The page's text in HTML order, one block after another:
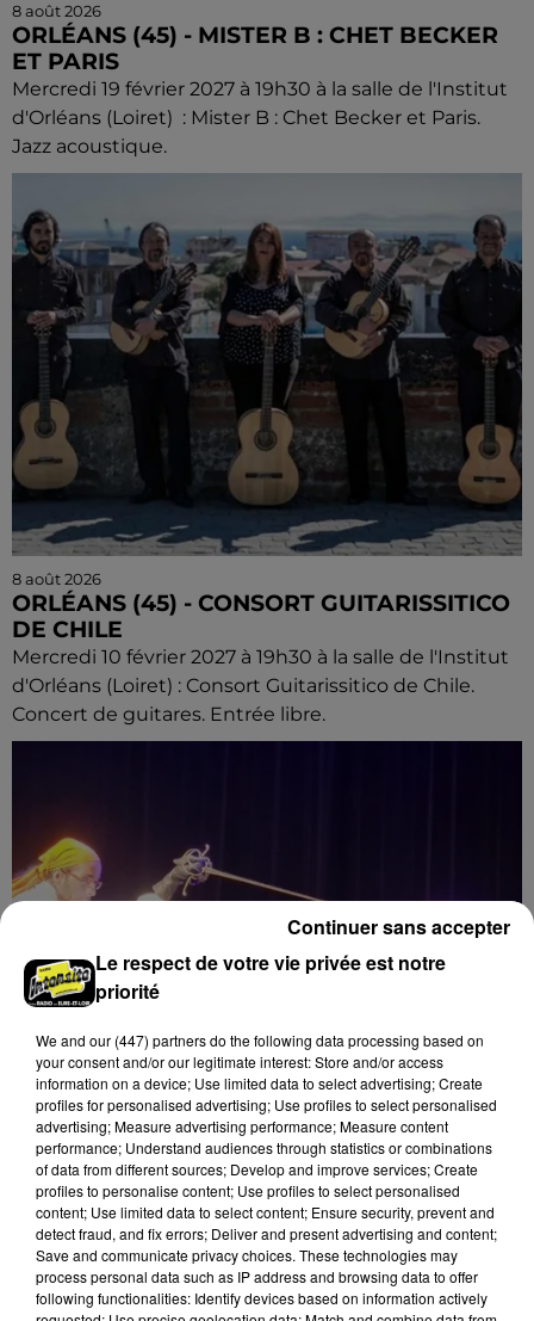
8 août 2026
ORLÉANS (45) - MISTER B : CHET BECKER
ET PARIS
Mercredi 19 février 2027 à 19h30 à la salle de l'Institut
d'Orléans (Loiret) : Mister B : Chet Becker et Paris.
Jazz acoustique.
8 août 2026
ORLÉANS (45) - CONSORT GUITARISSITICO
DE CHILE
Mercredi 10 février 2027 à 19h30 à la salle de l'Institut
d'Orléans (Loiret) : Consort Guitarissitico de Chile.
Concert de guitares. Entrée libre.
8 août 2026
LUISANT - SPECTACLE : COMBAT
CHORÉGRAPHIÉ
Vendredi 28 mai 2027 à 20h30 à la salle André Malraux
de Luisant : Combat chorégraphié. Spectacle-
conférence. Par la Compagnie Armata.
Le respect de votre vie privée est notre
priorité
We and our (447) partnersdo the following data processing based on
your consent and/or our legitimate interest: Store and/or access
information on a device; Use limited data to select advertising; Create
profiles for personalised advertising; Use profiles to select personalised
advertising; Measure advertising performance; Measure content
performance; Understand audiences through statistics or combinations
of data from different sources; Develop and improve services; Create
profiles to personalise content; Use profiles to select personalised
content; Use limited data to select content; Ensure security, prevent and
detect fraud, and fix errors; Deliver and present advertising and content;
Save and communicate privacy choices. These technologies may
process personal data such as IP address and browsing data to offer
following functionalities: Identify devices based on information actively
Continuer sans accepter